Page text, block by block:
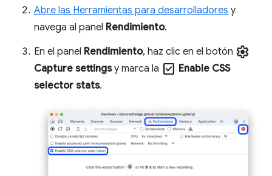
Abre las Herramientas para desarrolladores y
navega al panel Rendimiento.
En el panel Rendimiento, haz clic en el botón settings
Capture settingsy marca la check_box Enable CSS
selector stats.